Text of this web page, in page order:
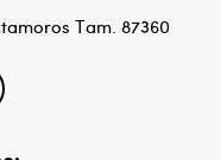
Tam. 87360